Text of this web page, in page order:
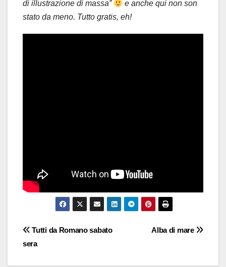
di illustrazione di massa”
e anche qui non son
stato da meno. Tutto gratis, eh!
Navigazione
Alba di mare
Tutti da Romano sabato
sera